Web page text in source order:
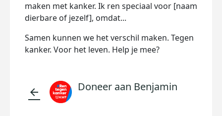
maken met kanker. Ik ren speciaal voor [naam
dierbare of jezelf], omdat...
Samen kunnen we het verschil maken. Tegen
kanker. Voor het leven. Help je mee?
arrow_back Doneer aan Benjamin